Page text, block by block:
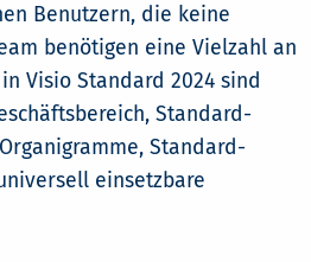
Benutzern, die keine
benötigen eine Vielzahl an
Visio Standard 2024 sind
Standard-
Standard-
einsetzbare